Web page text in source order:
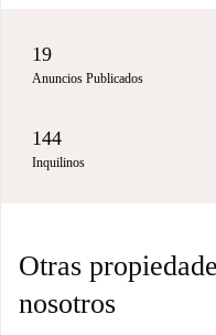
19
Anuncios Publicados
144
Inquilinos
Otras
nosotros